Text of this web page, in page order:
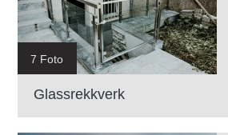
7 Foto
Glassrekkverk